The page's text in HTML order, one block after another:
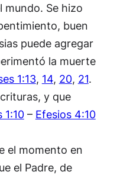
Se hizo
buen
puede agregar
la muerte
1:13, 14, 20, 21.
y que
1:10– Efesios 4:10
el momento en
el Padre, de